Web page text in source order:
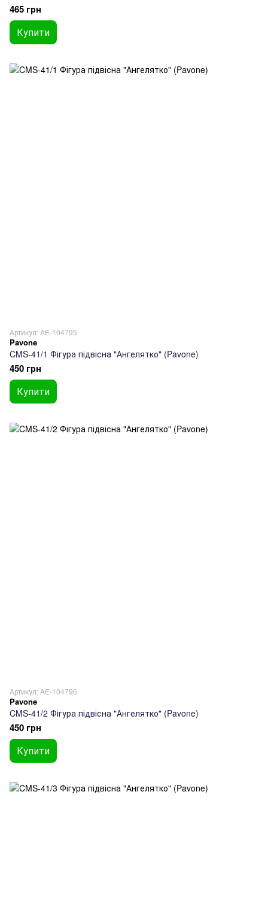
465 грн
Купити
Артикул: AE-104795
Pavone
CMS-41/1 Фігура підвісна "Ангелятко" (Pavone)
450 грн
Купити
Артикул: AE-104796
Pavone
CMS-41/2 Фігура підвісна "Ангелятко" (Pavone)
450 грн
Купити